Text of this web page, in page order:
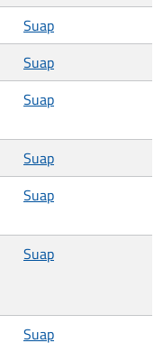
Suap
Suap
Suap
Suap
Suap
Suap
Suap